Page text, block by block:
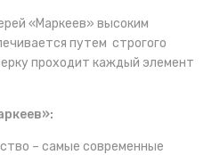
«Маркеев» высоким
путем строгого
проходит каждый элемент
– самые современные